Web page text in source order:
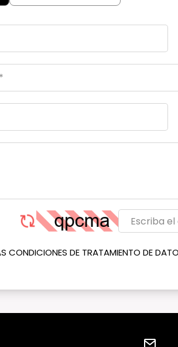
CONDICIONES DE TRATAMIENTO DE